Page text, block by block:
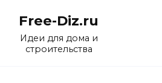
Free-Diz.ru
Идеи для дома и
строительства